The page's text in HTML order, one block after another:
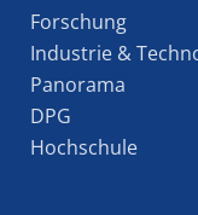
Forschung
Industrie &
Panorama
DPG
Hochschule